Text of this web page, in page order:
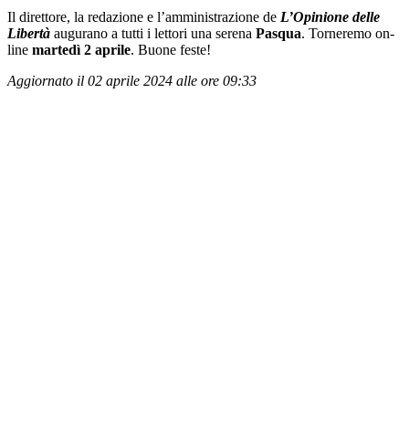
Il direttore, la redazione e l’amministrazione de L’Opinione delle
Libertà augurano a tutti i lettori una serena Pasqua. Torneremo on-
line martedì 2 aprile. Buone feste!
Aggiornato il 02 aprile 2024 alle ore 09:33